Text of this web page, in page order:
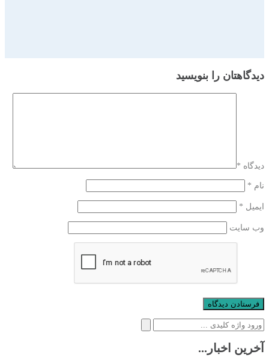
دیدگاهتان را بنویسید
دیدگاه *
نام *
ایمیل *
وب‌ سایت
جستجو
برای:
آخرین اخبار...